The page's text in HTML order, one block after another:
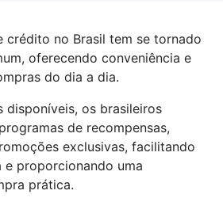
crédito no Brasil tem se tornado
oferecendo conveniência e
do dia a dia.
disponíveis, os brasileiros
de recompensas,
exclusivas, facilitando
e proporcionando uma
prática.